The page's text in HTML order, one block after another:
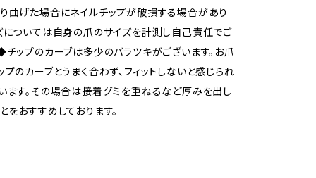
曲げた場合にネイルチップが破損する場合があり
については自身の爪のサイズを計測し自己責任でご
チップのカーブは多少のバラツキがございます。お爪
プのカーブとうまく合わず、フィットしないと感じられ
ます。その場合は接着グミを重ねるなど厚みを出し
をおすすめしております。